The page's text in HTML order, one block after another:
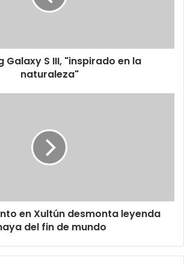
Galaxy S III, "inspirado en la
naturaleza"
en Xultún desmonta leyenda
del fin de mundo